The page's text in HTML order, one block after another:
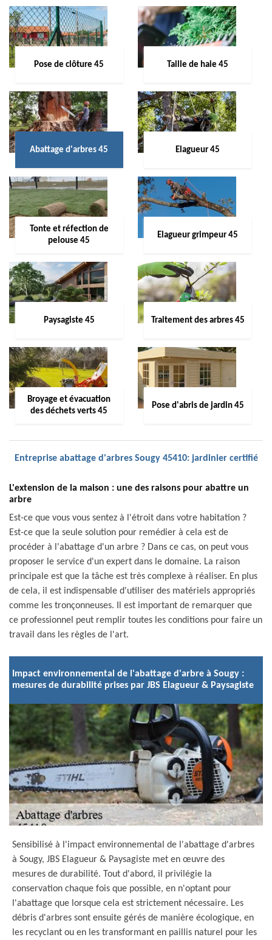
Pose de clôture 45 Taille de haie 45
Abattage d'arbres 45 Elagueur 45
Tonte et réfection de
pelouse 45
Elagueur grimpeur 45
Paysagiste 45 Traitement des arbres 45
Broyage et évacuation
des déchets verts 45
Pose d'abris de jardin 45
Entreprise abattage d'arbres Sougy 45410: jardinier certifié
L'extension de la maison : une des raisons pour abattre un
arbre
Est-ce que vous vous sentez à l'étroit dans votre habitation ?
Est-ce que la seule solution pour remédier à cela est de
procéder à l'abattage d'un arbre ? Dans ce cas, on peut vous
proposer le service d'un expert dans le domaine. La raison
principale est que la tâche est très complexe à réaliser. En plus
de cela, il est indispensable d'utiliser des matériels appropriés
comme les tronçonneuses. Il est important de remarquer que
ce professionnel peut remplir toutes les conditions pour faire un
travail dans les règles de l'art.
Impact environnemental de l'abattage d'arbre à Sougy :
mesures de durabilité prises par JBS Elagueur & Paysagiste
Sensibilisé à l'impact environnemental de l'abattage d'arbres
à Sougy, JBS Elagueur & Paysagiste met en œuvre des
mesures de durabilité. Tout d'abord, il privilégie la
conservation chaque fois que possible, en n'optant pour
l'abattage que lorsque cela est strictement nécessaire. Les
débris d'arbres sont ensuite gérés de manière écologique, en
les recyclant ou en les transformant en paillis naturel pour les